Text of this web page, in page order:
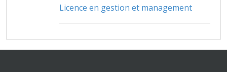
Licence en gestion et management